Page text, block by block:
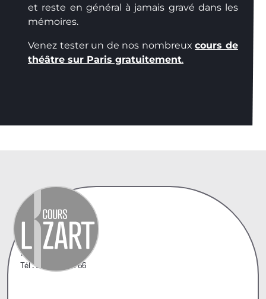
et reste en général à jamais gravé dans les
mémoires.
Venez tester un de nos nombreuxcours de
théâtre sur Paris gratuitement.
42, rue A. Penaud
75020 Paris
Tél : 06 44 66 99 66